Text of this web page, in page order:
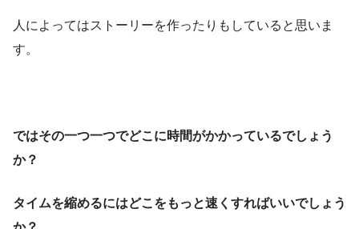
人によってはストーリーを作ったりもしていると思いま
す。
ではその一つ一つでどこに時間がかかっているでしょう
か？
タイムを縮めるにはどこをもっと速くすればいいでしょう